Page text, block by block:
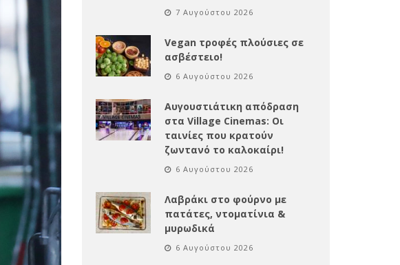
7 Αυγούστου 2026
Vegan τροφές πλούσιες σε
ασβέστειο!
6 Αυγούστου 2026
Αυγουστιάτικη απόδραση
στα Village Cinemas: Οι
ταινίες που κρατούν
ζωντανό το καλοκαίρι!
6 Αυγούστου 2026
Λαβράκι στο φούρνο με
πατάτες, ντοματίνια &
μυρωδικά
6 Αυγούστου 2026